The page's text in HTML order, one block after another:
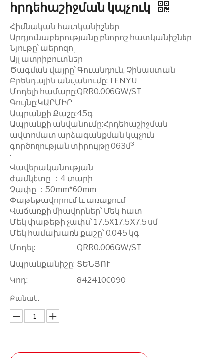
հրդեհաշիջման կպչուկ
Հիմնական հատկանիշներ
Արդյունաբերությանը բնորոշ հատկանիշներ
Նյութը՝ աերոզոլ
Այլ ատրիբուտներ
Ծագման վայրը՝ Գուանդուն, Չինաստան
Բրենդային անվանումը: TENYU
Մոդելի համարը:QRR0.006GW/ST
Գույնը:ԿԱՐՄԻՐ
Ապրանքի Քաշը:45գ
Ապրանքի անվանումը:Հրդեհաշիջման
ավտոմատ արձագանքման կպչուն
գործողության տիրույթը 063մ³
:
Վավերականության
ժամկետը ：4 տարի
Չափը ：50mm*60mm
Փաթեթավորում և առաքում
Վաճառքի միավորներ՝ Մեկ հատ
Մեկ փաթեթի չափս՝ 17.5X17.5X7.5 սմ
Մեկ համախառն քաշը՝ 0.045 կգ
Մոդել:
QRR0.006GW/ST
Ապրանքանիշը: ՏԵՆՅՈՒ
Կոդ:
8424100090
Քանակ.